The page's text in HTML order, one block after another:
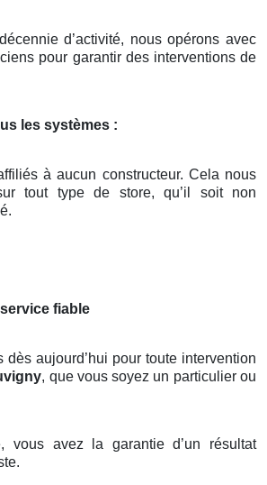
d’activité, nous opérons avec
pour garantir des interventions de
les systèmes :
à aucun constructeur. Cela nous
tout type de store, qu’il soit non
service fiable
dès aujourd’hui pour toute intervention
, que vous soyez un particulier ou
vous avez la garantie d’un résultat